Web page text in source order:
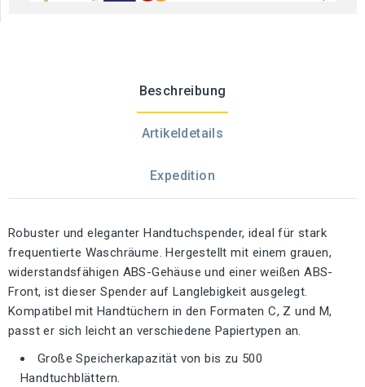
Beschreibung
Artikeldetails
Expedition
Robuster und eleganter Handtuchspender, ideal für stark
frequentierte Waschräume. Hergestellt mit einem grauen,
widerstandsfähigen ABS-Gehäuse und einer weißen ABS-
Front, ist dieser Spender auf Langlebigkeit ausgelegt.
Kompatibel mit Handtüchern in den Formaten C, Z und M,
passt er sich leicht an verschiedene Papiertypen an.
Große Speicherkapazität von bis zu 500
Handtuchblättern.